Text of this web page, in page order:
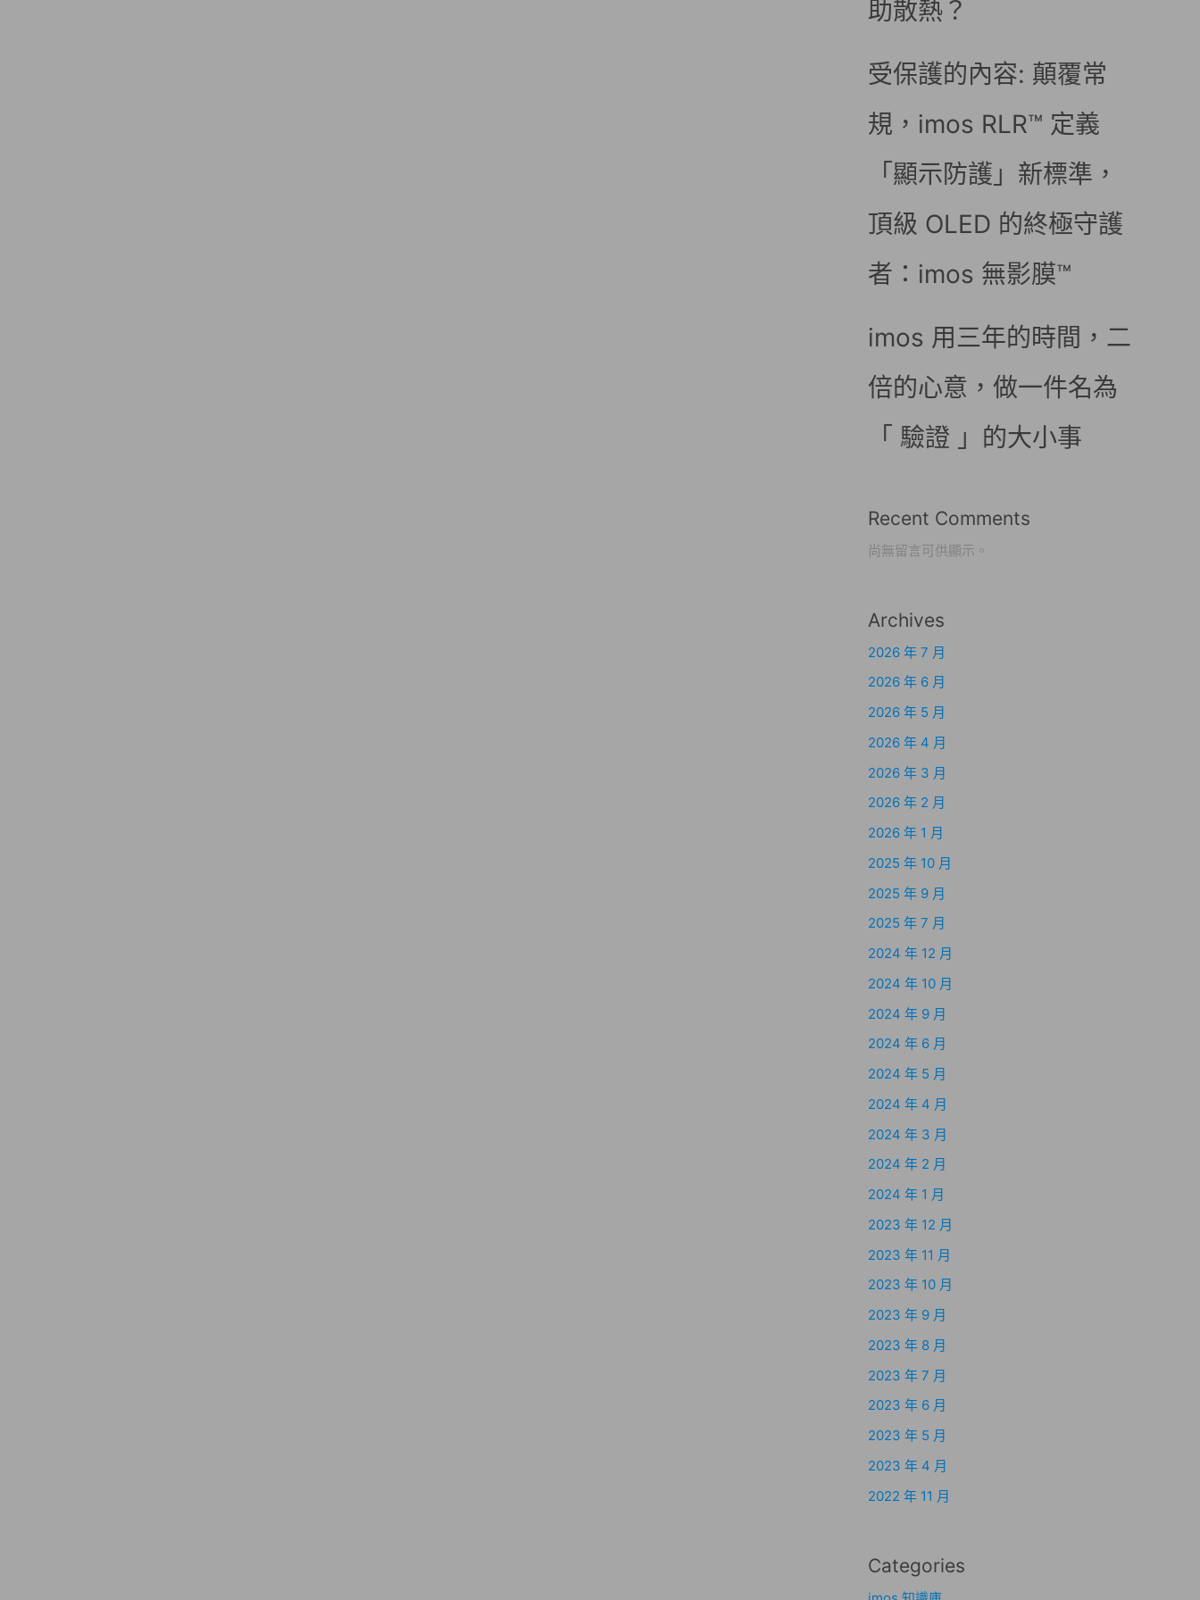
助散熱？
受保護的內容: 顛覆常
規，imos RLR™ 定義
「顯示防護」新標準，
頂級 OLED 的終極守護
者：imos 無影膜™
imos 用三年的時間，二
倍的心意，做一件名為
「 驗證 」的大小事
Recent Comments
尚無留言可供顯示。
Archives
2026 年 7 月
2026 年 6 月
2026 年 5 月
2026 年 4 月
2026 年 3 月
2026 年 2 月
2026 年 1 月
2025 年 10 月
2025 年 9 月
2025 年 7 月
2024 年 12 月
2024 年 10 月
2024 年 9 月
2024 年 6 月
2024 年 5 月
2024 年 4 月
2024 年 3 月
2024 年 2 月
2024 年 1 月
2023 年 12 月
2023 年 11 月
2023 年 10 月
2023 年 9 月
2023 年 8 月
2023 年 7 月
2023 年 6 月
2023 年 5 月
2023 年 4 月
2022 年 11 月
Categories